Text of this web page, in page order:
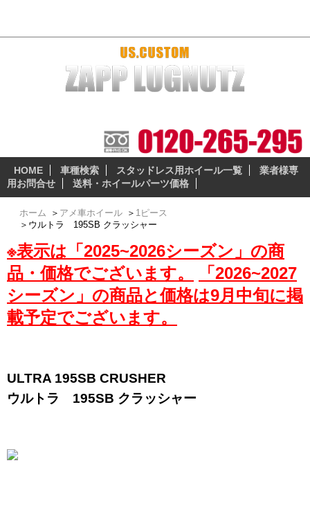
HOME 車種検索 スタッドレス用ホイール一覧
業者様専
用お問合せ
送料・ホイールパーツ価格
ホーム ＞ アメ車ホイール ＞ 1ピース
＞ ウルトラ 195SB クラッシャー
※表示は「2025~2026シーズン」の商
品・価格でございます。
「2026~2027
シーズン」の商品と価格は9月中旬に掲
載予定でございます。
ULTRA 195SB CRUSHER
ウルトラ 195SB クラッシャー